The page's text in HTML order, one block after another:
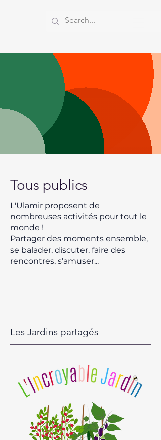
Tous publics
​L'Ulamir proposent de
nombreuses activités pour tout le
monde !
Partager des moments ensemble,
se balader, discuter, faire des
rencontres, s'amuser...
Les Jardins partagés